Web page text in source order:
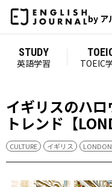
by ア
STUDY
英語学習 TOEIC
イギリスのハ
トレンド【
CULTURE イギリス